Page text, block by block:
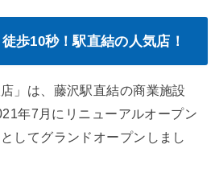
歩10秒！駅直結の人気店！
」は、藤沢駅直結の商業施設
年7月にリニューアルオープン
してグランドオープンしまし